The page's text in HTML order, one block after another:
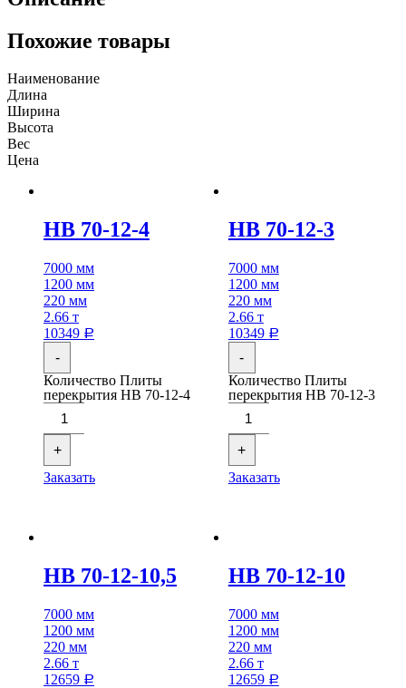
Похожие товары
Наименование
Длина
Ширина
Высота
Вес
Цена
НВ 70-12-4
7000 мм
1200 мм
220 мм
2.66 т
10349 Р
-
Количество Плиты
перекрытия НВ 70-12-4
+
Заказать
НВ 70-12-3
7000 мм
1200 мм
220 мм
2.66 т
10349 Р
-
Количество Плиты
перекрытия НВ 70-12-3
+
Заказать
НВ 70-12-10,5
7000 мм
1200 мм
220 мм
2.66 т
12659 Р
НВ 70-12-10
7000 мм
1200 мм
220 мм
2.66 т
12659 Р